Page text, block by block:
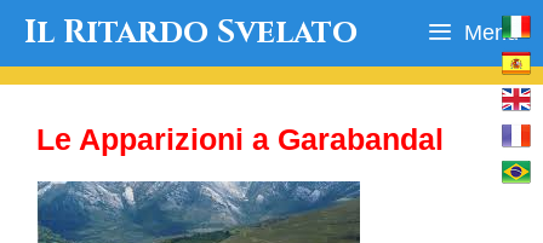
Il Ritardo Svelato Menu
Le Apparizioni a Garabandal